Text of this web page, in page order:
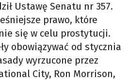
Ustawę Senatu nr 357.
prawo, które
się w celu prostytucji.
obowiązywać od stycznia
wyrzucone przez
City, Ron Morrison,